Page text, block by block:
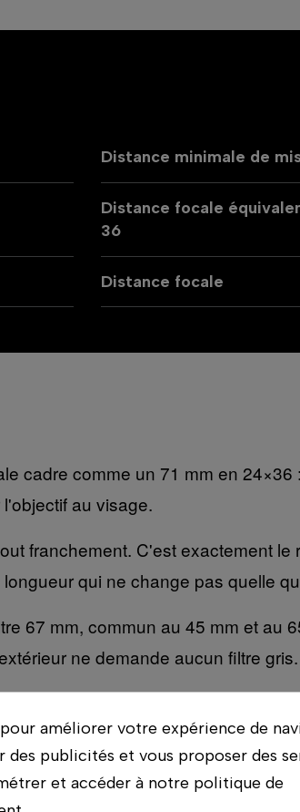
Distance minimale de
Distance focale
36
Distance focale
cadre comme un 71 mm en
au visage.
franchement. C'est exactement
qui ne change pas quelle
67 mm, commun au 45 mm et au
ne demande aucun filtre gris.
améliorer votre expérience de
des publicités et vous proposer des
et accéder à notre politique de